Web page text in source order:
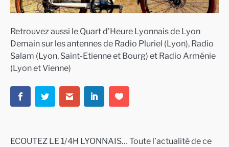
Retrouvez aussi le Quart d’Heure Lyonnais de Lyon
Demain sur les antennes de Radio Pluriel (Lyon), Radio
Salam (Lyon, Saint-Etienne et Bourg) et Radio Arménie
(Lyon et Vienne)
ECOUTEZ LE 1/4H LYONNAIS… Toute l’actualité de ce